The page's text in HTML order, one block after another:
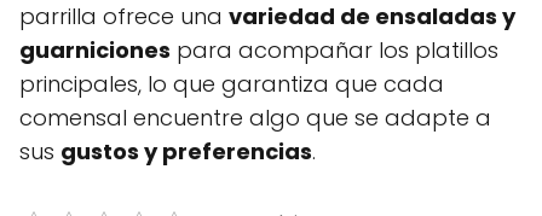
parrilla ofrece una variedad de ensaladas y
guarniciones para acompañar los platillos
principales, lo que garantiza que cada
comensal encuentre algo que se adapte a
sus gustos y preferencias.